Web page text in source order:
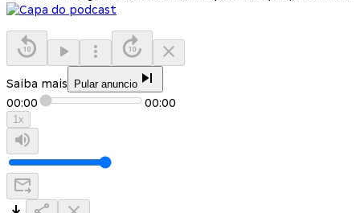
Saiba mais Pular anuncio
00:00 00:00
1x